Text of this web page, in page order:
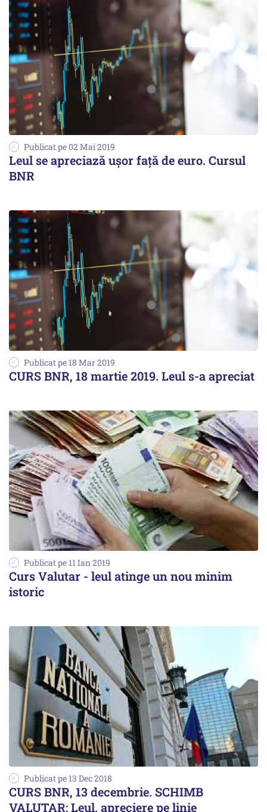
Publicat pe 02 Mai 2019
Leul se apreciază uşor faţă de euro. Cursul
BNR
Publicat pe 18 Mar 2019
CURS BNR, 18 martie 2019. Leul s-a apreciat
Publicat pe 11 Ian 2019
Curs Valutar - leul atinge un nou minim
istoric
Publicat pe 13 Dec 2018
CURS BNR, 13 decembrie. SCHIMB
VALUTAR: Leul, apreciere pe linie